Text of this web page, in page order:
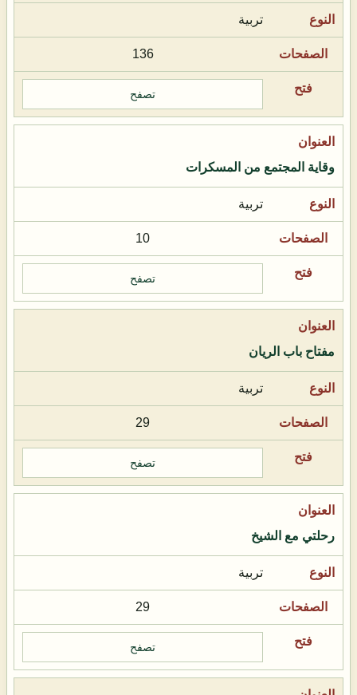
تربية
136
تصفح
وقاية المجتمع من المسكرات
تربية
10
تصفح
مفتاح باب الريان
تربية
29
تصفح
رحلتي مع الشيخ
تربية
29
تصفح